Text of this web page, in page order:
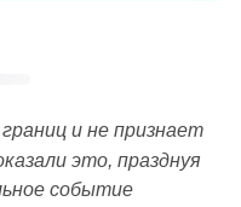
и не признает
это, празднуя
событие